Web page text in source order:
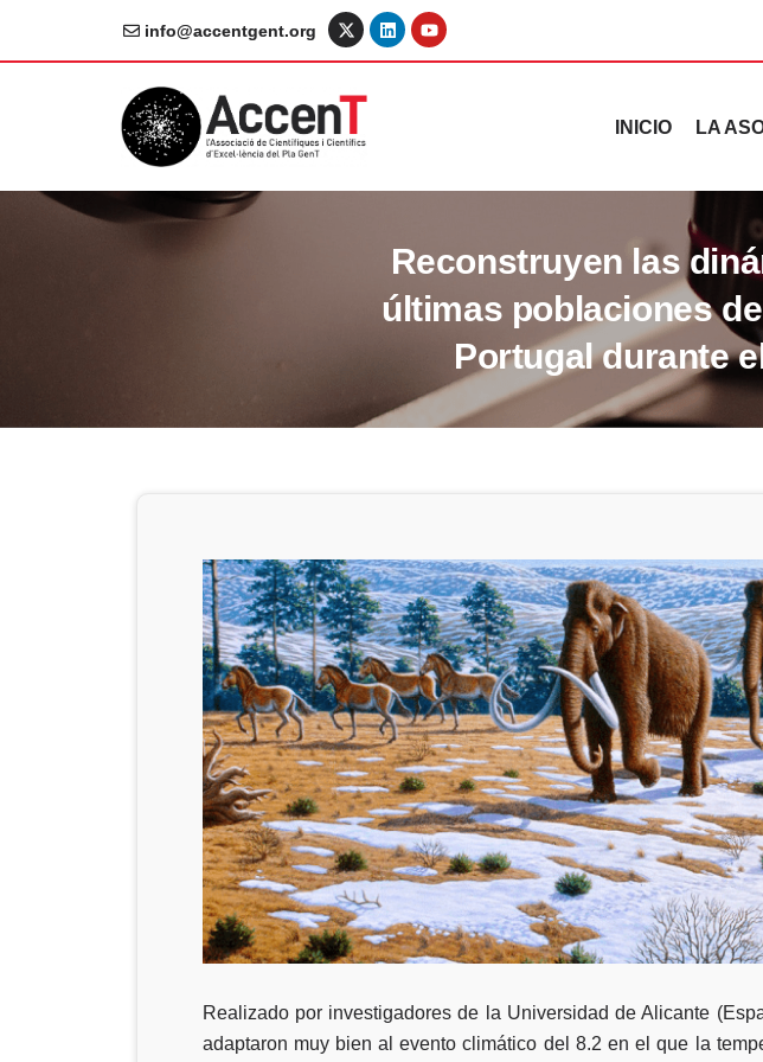
info@accentgent.org
INICIO LA
Reconstruyen las
últimas poblaciones
Portugal durante
Realizado por investigadores de la Universidad de Alicante
adaptaron muy bien al evento climático del 8.2 en el que la